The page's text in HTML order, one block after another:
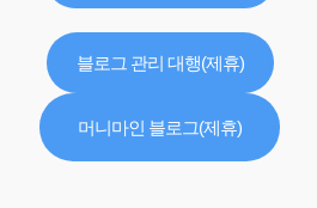
블로그 관리 대행(제휴)
머니마인 블로그(제휴)